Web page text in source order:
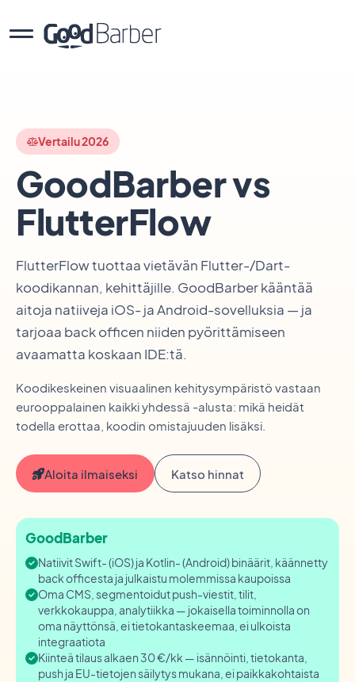
Vertailu 2026
GoodBarber vs
FlutterFlow
FlutterFlow tuottaa vietävän Flutter-/Dart-
koodikannan, kehittäjille. GoodBarber kääntää
aitoja natiiveja iOS- ja Android-sovelluksia — ja
tarjoaa back officen niiden pyörittämiseen
avaamatta koskaan IDE:tä.
Koodikeskeinen visuaalinen kehitysympäristö vastaan
eurooppalainen kaikki yhdessä -alusta: mikä heidät
todella erottaa, koodin omistajuuden lisäksi.
Aloita ilmaiseksi Katso hinnat
GoodBarber
Natiivit Swift- (iOS) ja Kotlin- (Android) binäärit, käännetty
back officesta ja julkaistu molemmissa kaupoissa
Oma CMS, segmentoidut push-viestit, tilit,
verkkokauppa, analytiikka — jokaisella toiminnolla on
oma näyttönsä, ei tietokantaskeemaa, ei ulkoista
integraatiota
Kiinteä tilaus alkaen 30 €/kk — isännöinti, tietokanta,
push ja EU-tietojen säilytys mukana, ei paikkakohtaista